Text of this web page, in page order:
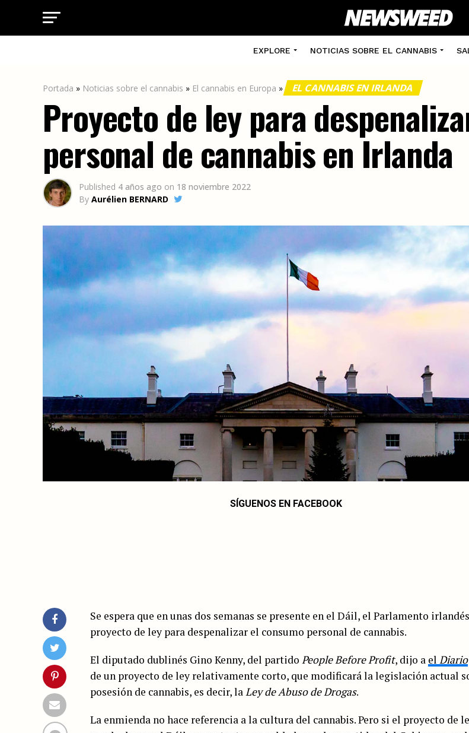
EXPLORE NOTICIAS SOBRE EL CANNABIS
Portada » Noticias sobre el cannabis » El cannabis en Europa » EL CANNABIS EN IRLANDA
Proyecto de ley para
personal de cannabis en Irlanda
Published 4 años ago on 18 noviembre 2022
By Aurélien BERNARD
SÍGUENOS EN FACEBOOK
Se espera que en unas dos semanas se presente en el Dáil, el Parlamento
proyecto de ley para despenalizar el consumo personal de cannabis.
El diputado dublinés Gino Kenny, del partido People Before Profit, dijo a el Diario
de un proyecto de ley relativamente corto, que modificará la legislación actual
posesión de cannabis, es decir, la Ley de Abuso de Drogas.
La enmienda no hace referencia a la cultura del cannabis. Pero si el proyecto de